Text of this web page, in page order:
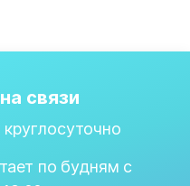
связи
по будням с